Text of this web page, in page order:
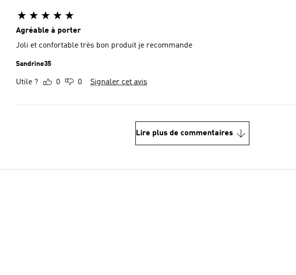
Agréable à porter
Joli et confortable très bon produit je recommande
Sandrine35
Utile ? 0 0 Signaler cet avis
Lire plus de commentaires